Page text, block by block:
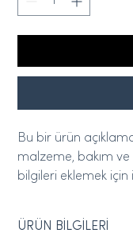
Bu bir ürün
malzeme, bakım ve
bilgileri eklemek için
ÜRÜN BİLGİLERİ